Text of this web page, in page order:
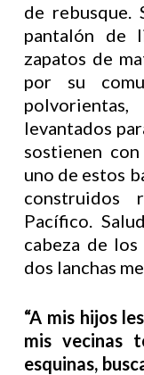
de rebusque.
pantalón de
zapatos de
por su
levantados
sostienen
uno de estos
construidos
Pacífico.
cabeza de
dos lanchas
“A mis hijos
mis vecinas
esquinas,